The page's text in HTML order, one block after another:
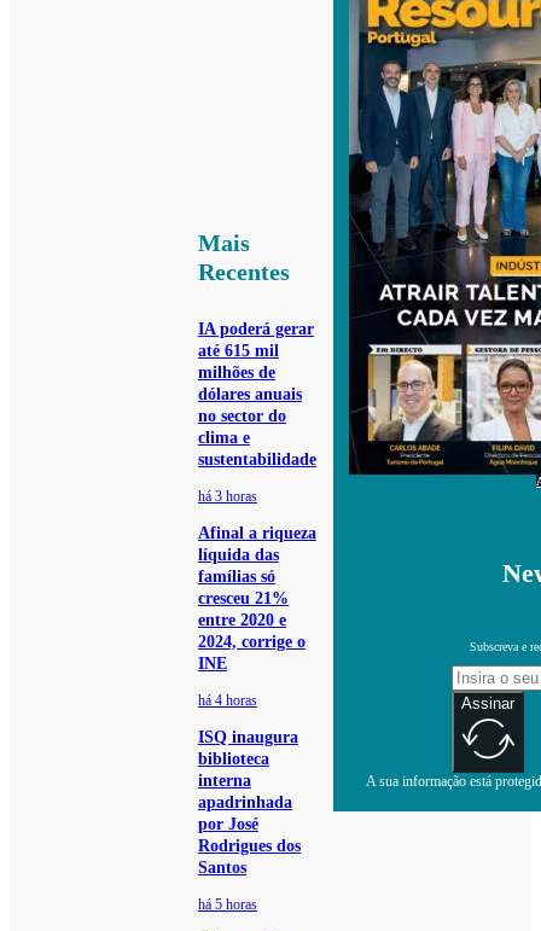
Mais
Recentes
IA poderá gerar
até 615 mil
milhões de
dólares anuais
no sector do
clima e
sustentabilidade
há 3 horas
Afinal a riqueza
líquida das
famílias só
cresceu 21%
entre 2020 e
2024, corrige o
INE
há 4 horas
ISQ inaugura
biblioteca
interna
apadrinhada
por José
Rodrigues dos
Santos
há 5 horas
Subscreva e
Assinar
A sua informação está